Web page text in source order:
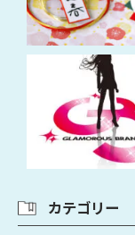
カテゴリー